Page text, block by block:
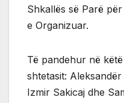
Shkallës së Parë
e Organizuar.
Të pandehur në
shtetasit:
Izmir Sakicaj dhe